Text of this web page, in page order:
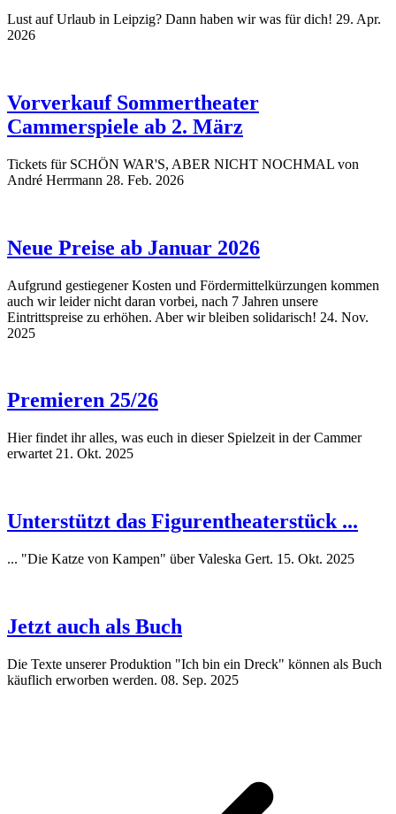
Lust auf Urlaub in Leipzig? Dann haben wir was für dich! 29. Apr.
2026
Vorverkauf Sommertheater
Cammerspiele ab 2. März
Tickets für SCHÖN WAR'S, ABER NICHT NOCHMAL von
André Herrmann 28. Feb. 2026
Neue Preise ab Januar 2026
Aufgrund gestiegener Kosten und Fördermittelkürzungen kommen
auch wir leider nicht daran vorbei, nach 7 Jahren unsere
Eintrittspreise zu erhöhen. Aber wir bleiben solidarisch! 24. Nov.
2025
Premieren 25/26
Hier findet ihr alles, was euch in dieser Spielzeit in der Cammer
erwartet 21. Okt. 2025
Unterstützt das Figurentheaterstück ...
... "Die Katze von Kampen" über Valeska Gert. 15. Okt. 2025
Jetzt auch als Buch
Die Texte unserer Produktion "Ich bin ein Dreck" können als Buch
käuflich erworben werden. 08. Sep. 2025